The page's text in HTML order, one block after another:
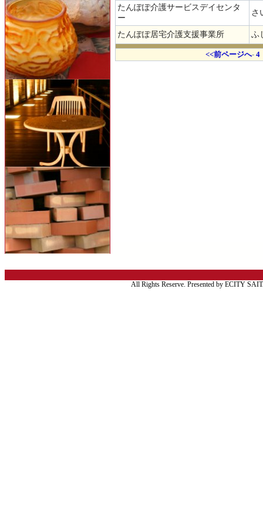
たんぽぽ介護サービスデイセンタ
ー
さ
たんぽぽ居宅介護支援事業所 ふ
.
<<前ページへ- 4
All Rights Reserve. Presented by ECITY